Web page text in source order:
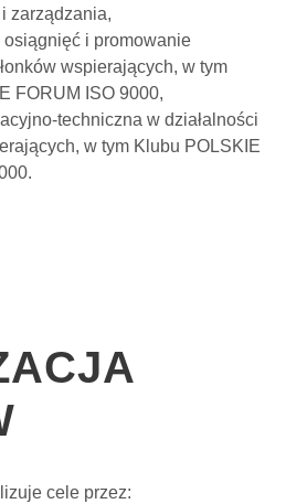
zarządzania,
i promowanie
wspierających, w tym
FORUM ISO 9000,
techniczna w działalności
w tym Klubu POLSKIE
cele przez: